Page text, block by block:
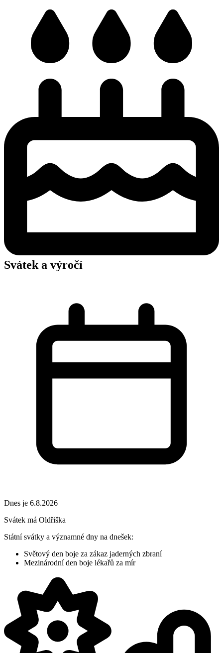
Svátek a výročí
Dnes je 6.8.2026
Svátek má Oldřiška
Státní svátky a významné dny na dnešek:
Světový den boje za zákaz jaderných zbraní
Mezinárodní den boje lékařů za mír